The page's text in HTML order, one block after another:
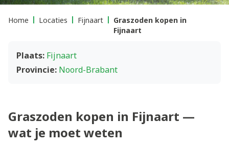
Home Locaties Fijnaart
Graszoden kopen in
Fijnaart
Plaats: Fijnaart
Provincie: Noord-Brabant
Graszoden kopen in Fijnaart —
wat je moet weten